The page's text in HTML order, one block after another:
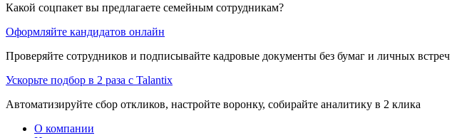
Какой соцпакет вы предлагаете семейным сотрудникам?
Оформляйте кандидатов онлайн
Проверяйте сотрудников и подписывайте кадровые документы без бумаг и личных встреч
Ускорьте подбор в 2 раза с Talantix
Автоматизируйте сбор откликов, настройте воронку, собирайте аналитику в 2 клика
О компании